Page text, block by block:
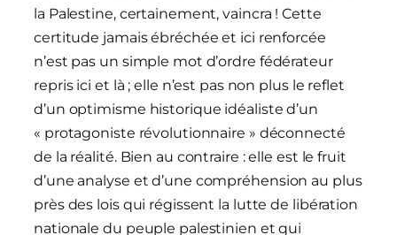
la Palestine, certainement, vaincra ! Cette
certitude jamais ébréchée et ici renforcée
n’est pas un simple mot d’ordre fédérateur
repris ici et là ; elle n’est pas non plus le reflet
d’un optimisme historique idéaliste d’un
« protagoniste révolutionnaire » déconnecté
de la réalité. Bien au contraire : elle est le fruit
d’une analyse et d’une compréhension au plus
près des lois qui régissent la lutte de libération
nationale du peuple palestinien et qui